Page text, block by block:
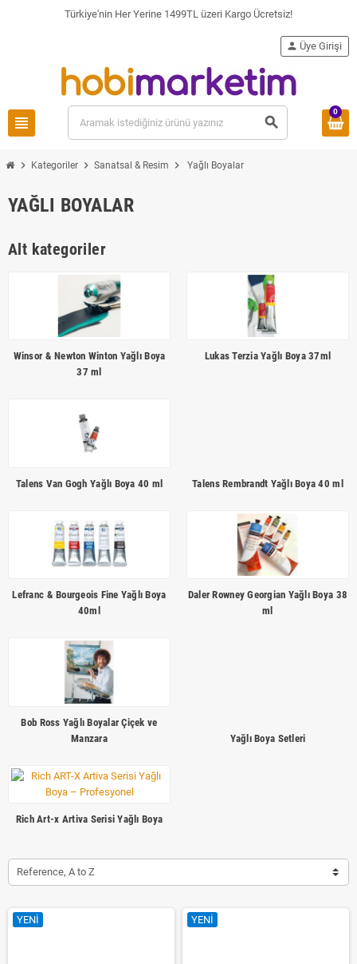
Türkiye'nin Her Yerine 1499TL üzeri Kargo Ücretsiz!
view_headline search
person Üye Girişi
0
chevron_right Kategoriler chevron_right Sanatsal & Resim chevron_right Yağlı Boyalar
YAĞLI BOYALAR
Alt kategoriler
Winsor & Newton Winton Yağlı Boya
37 ml
Lukas Terzia Yağlı Boya 37ml
Talens Van Gogh Yağlı Boya 40 ml Talens Rembrandt Yağlı Boya 40 ml
Lefranc & Bourgeois Fine Yağlı Boya
40ml
Daler Rowney Georgian Yağlı Boya 38
ml
Bob Ross Yağlı Boyalar Çiçek ve
Manzara
Yağlı Boya Setleri
Rich Art-x Artiva Serisi Yağlı Boya
Reference, A to Z
YENI YENI